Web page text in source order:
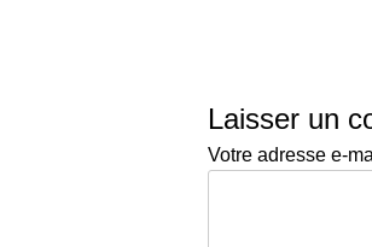
Laisser un
Votre adresse e-